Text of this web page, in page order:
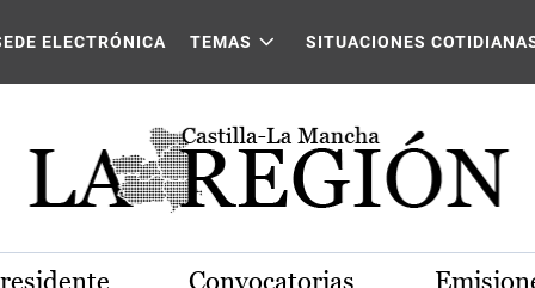
La Mancha
ELECTRÓNICA TEMAS SITUACIONES
Convocatorias